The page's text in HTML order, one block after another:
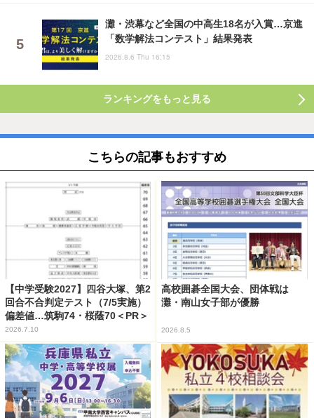
灘・渋幕など全国の中高生18名が入賞…京進
「数学解法コンテスト」結果発表
2026.8.6 Thu 16:15
ランキングをもっと見る
こちらの記事もおすすめ
【中学受験2027】四谷大塚、第2
回合不合判定テスト（7/5実施）
偏差値…筑駒74・桜蔭70＜PR＞
2026.7.10
高校囲碁全国大会、団体戦は
灘・南山女子部が優勝
2026.8.5